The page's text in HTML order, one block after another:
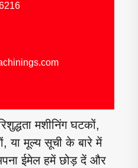
मशीनिंग घटकों,
या मूल्य सूची के बारे में
ईमेल हमें छोड़ दें और